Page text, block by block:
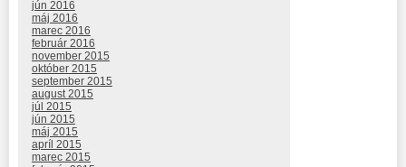
jún 2016
máj 2016
marec 2016
február 2016
november 2015
október 2015
september 2015
august 2015
júl 2015
jún 2015
máj 2015
apríl 2015
marec 2015